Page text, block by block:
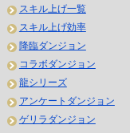
スキル上げ一覧
スキル上げ効率
降臨ダンジョン
コラボダンジョン
龍シリーズ
アンケートダンジョン
ゲリラダンジョン